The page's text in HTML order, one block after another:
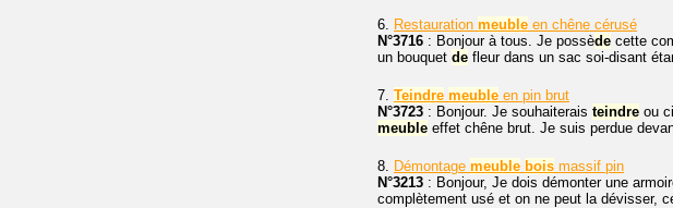
6. Restauration meuble en chêne cérusé
N°3716 : Bonjour à tous. Je possède cette
un bouquet de fleur dans un sac soi-disant
7. Teindre meuble en pin brut
N°3723 : Bonjour. Je souhaiterais teindre ou
meuble effet chêne brut. Je suis perdue
8. Démontage meuble bois massif pin
N°3213 : Bonjour, Je dois démonter une
complètement usé et on ne peut la dévisser,